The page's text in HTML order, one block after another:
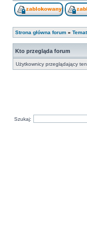
Strona główna forum »
Kto przegląda forum
Użytkownicy przeglądający
Szukaj: